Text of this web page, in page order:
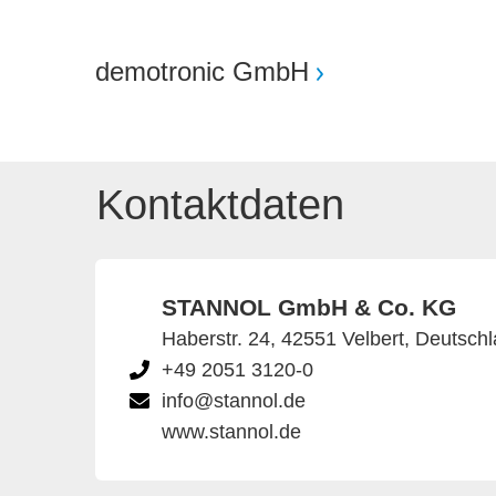
demotronic GmbH
Kontaktdaten
STANNOL GmbH & Co. KG
Haberstr. 24, 42551 Velbert,
+49 2051 3120-0
info@stannol.de
www.stannol.de